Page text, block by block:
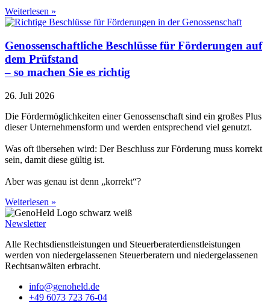
Weiterlesen »
Genossenschaftliche Beschlüsse für Förderungen auf
dem Prüfstand
– so machen Sie es richtig
26. Juli 2026
Die Fördermöglichkeiten einer Genossenschaft sind ein großes Plus
dieser Unternehmensform und werden entsprechend viel genutzt.
Was oft übersehen wird: Der Beschluss zur Förderung muss korrekt
sein, damit diese gültig ist.
Aber was genau ist denn „korrekt“?
Weiterlesen »
Newsletter
Alle Rechtsdienstleistungen und Steuerberaterdienstleistungen
werden von niedergelassenen Steuerberatern und niedergelassenen
Rechtsanwälten erbracht.
info@genoheld.de
+49 6073 723 76-04